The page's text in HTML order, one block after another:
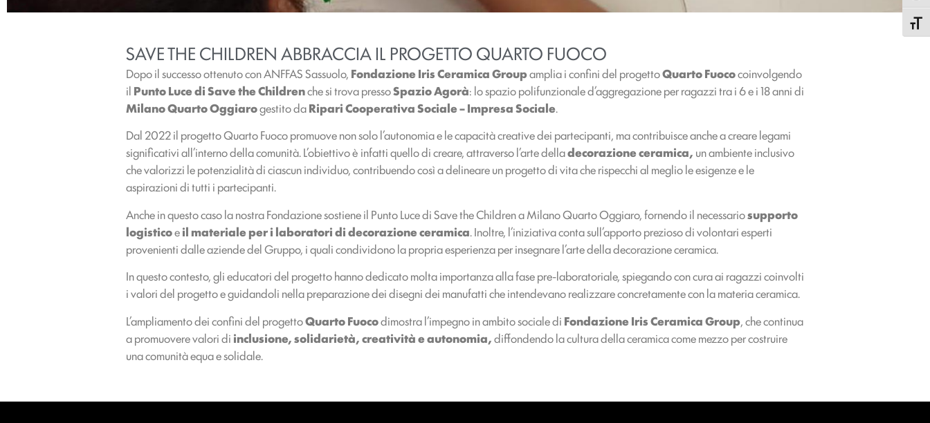
SAVE THE CHILDREN ABBRACCIA IL PROGETTO QUARTO FUOCO
Dopo il successo ottenuto con ANFFAS Sassuolo, Fondazione Iris Ceramica Groupamplia i confini del progettoQuarto Fuococoinvolgendo
il Punto Luce di Save the Childrenche si trova pressoSpazio Agorà: lo spazio polifunzionale d’aggregazione per ragazzi tra i 6 e i 18 anni di
Milano Quarto Oggiarogestito daRipari Cooperativa Sociale – Impresa Sociale.
Dal 2022 il progetto Quarto Fuoco promuove non solo l’autonomia e le capacità creative dei partecipanti, ma contribuisce anche a creare legami
significativi all’interno della comunità. L’obiettivo è infatti quello di creare, attraverso l’arte delladecorazione ceramica, un ambiente inclusivo
che valorizzi le potenzialità di ciascun individuo, contribuendo così a delineare un progetto di vita che rispecchi al meglio le esigenze e le
aspirazioni di tutti i partecipanti.
Anche in questo caso la nostra Fondazione sostiene il Punto Luce di Save the Children a Milano Quarto Oggiaro, fornendo il necessariosupporto
logisticoeil materiale per i laboratori di decorazione ceramica. Inoltre, l’iniziativa conta sull’apporto prezioso di volontari esperti
provenienti dalle aziende del Gruppo, i quali condividono la propria esperienza per insegnare l’arte della decorazione ceramica.
In questo contesto, gli educatori del progetto hanno dedicato molta importanza alla fase pre-laboratoriale, spiegando con cura ai ragazzi coinvolti
i valori del progetto e guidandoli nella preparazione dei disegni dei manufatti che intendevano realizzare concretamente con la materia ceramica.
L’ampliamento dei confini del progettoQuarto Fuocodimostra l’impegno in ambito sociale di Fondazione Iris Ceramica Group, che continua
a promuovere valori di inclusione, solidarietà, creatività e autonomia,diffondendo la cultura della ceramica come mezzo per costruire
una comunità equa e solidale.